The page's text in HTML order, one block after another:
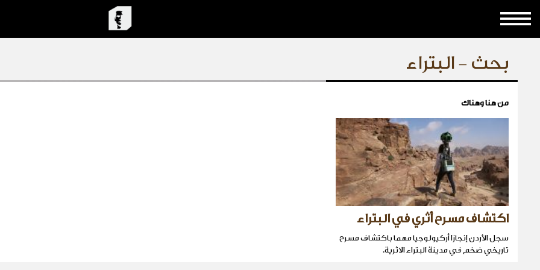
بحث - البتراء
من هنا وهناك
اكتشاف مسرح أثري في البتراء
سجل الأردن إنجازا أركيولوجيا مهما باكتشاف مسرح
تاريخي ضخم في مدينة البتراء الاثرية.